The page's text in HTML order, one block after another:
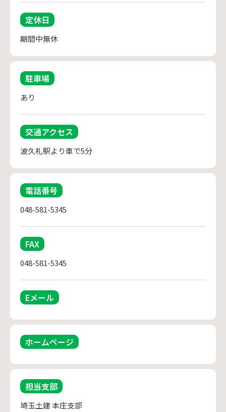
定休日
期間中無休
駐車場
あり
交通アクセス
波久礼駅より車で5分
電話番号
048-581-5345
FAX
048-581-5345
Eメール
ホームページ
担当支部
埼玉土建 本庄支部